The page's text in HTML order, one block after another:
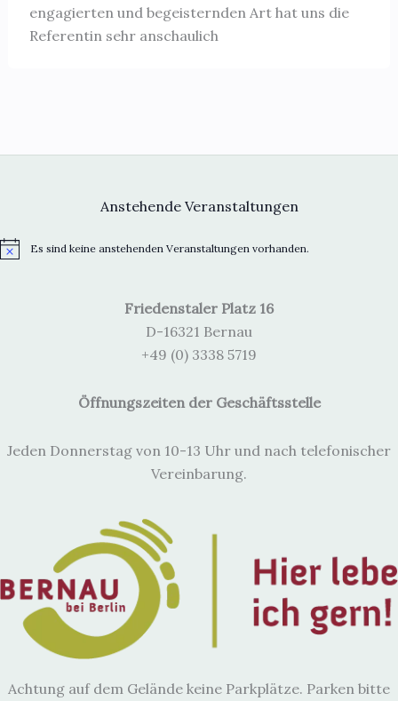
engagierten und begeisternden Art hat uns die
Referentin sehr anschaulich
Anstehende Veranstaltungen
H
Es sind keine anstehenden Veranstaltungen vorhanden.
Friedenstaler Platz 16
D-16321 Bernau
+49 (0) 3338 5719
Öffnungszeiten der Geschäftsstelle
Jeden Donnerstag von 10-13 Uhr und nach telefonischer
Vereinbarung.
Achtung auf dem Gelände keine Parkplätze. Parken bitte